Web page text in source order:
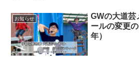
お知らせ
GWの大道芸
ールの変更
年）